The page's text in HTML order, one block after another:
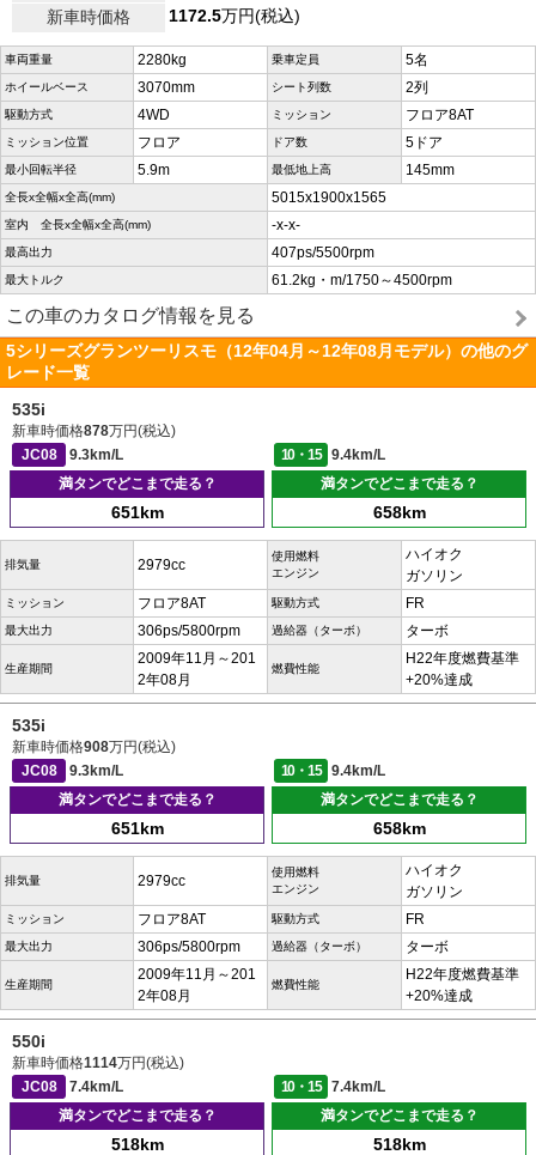
新車時価格
1172.5万円(税込)
車両重量 2280kg 乗車定員 5名
ホイールベース 3070mm シート列数 2列
駆動方式 4WD ミッション フロア8AT
ミッション位置 フロア ドア数 5ドア
最小回転半径 5.9m 最低地上高 145mm
全長x全幅x全高(mm) 5015x1900x1565
室内 全長x全幅x全高(mm) -x-x-
最高出力 407ps/5500rpm
最大トルク 61.2kg・m/1750～4500rpm
この車のカタログ情報を見る
5シリーズグランツーリスモ（12年04月～12年08月モデル）の他のグ
レード一覧
535i
新車時価格878万円(税込)
JC08
9.3km/L 10・15
9.4km/L
満タンでどこまで走る？
651km
満タンでどこまで走る？
658km
排気量 2979cc
使用燃料
エンジン
ハイオク
ガソリン
ミッション フロア8AT 駆動方式 FR
最大出力 306ps/5800rpm 過給器（ターボ） ターボ
生産期間
2009年11月～201
2年08月
燃費性能
H22年度燃費基準
+20%達成
535i
新車時価格908万円(税込)
JC08
9.3km/L 10・15
9.4km/L
満タンでどこまで走る？
651km
満タンでどこまで走る？
658km
排気量 2979cc
使用燃料
エンジン
ハイオク
ガソリン
ミッション フロア8AT 駆動方式 FR
最大出力 306ps/5800rpm 過給器（ターボ） ターボ
生産期間
2009年11月～201
2年08月
燃費性能
H22年度燃費基準
+20%達成
550i
新車時価格1114万円(税込)
JC08
7.4km/L 10・15
7.4km/L
満タンでどこまで走る？
518km
満タンでどこまで走る？
518km